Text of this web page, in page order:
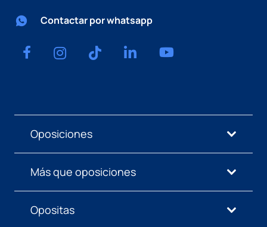
Contactar por whatsapp
Oposiciones
Más que oposiciones
Opositas